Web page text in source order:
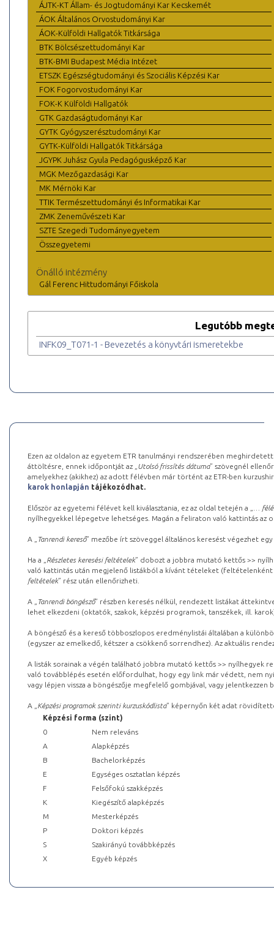
ÁJTK-KT Állam- és Jogtudományi Kar Kecskemét
ÁOK Általános Orvostudományi Kar
ÁOK-Külföldi Hallgatók Titkársága
BTK Bölcsészettudományi Kar
BTK-BMI Budapest Média Intézet
ETSZK Egészségtudományi és Szociális Képzési Kar
FOK Fogorvostudományi Kar
FOK-K Külföldi Hallgatók
GTK Gazdaságtudományi Kar
GYTK Gyógyszerésztudományi Kar
GYTK-Külföldi Hallgatók Titkársága
JGYPK Juhász Gyula Pedagógusképző Kar
MGK Mezőgazdasági Kar
MK Mérnöki Kar
TTIK Természettudományi és Informatikai Kar
ZMK Zeneművészeti Kar
SZTE Szegedi Tudományegyetem
Összegyetemi
Önálló intézmény
Gál Ferenc Hittudományi Főiskola
Legutóbb
INFK09_T071-1 - Bevezetés a könyvtári ismeretekbe
Ezen az oldalon az egyetem ETR tanulmányi rendszerében
áttöltésre, ennek időpontját az „ Utolsó frissítés dátuma” szövegnél
amelyekhez (akikhez) az adott félévben már történt az ETR-ben
karok honlapján tájékozódhat.
Először az egyetemi félévet kell kiválasztania, ez az oldal tetején a „
…
nyílhegyekkel lépegetve lehetséges. Magán a feliraton való kattintás az
A „ Tanrendi kereső” mezőbe írt szöveggel általános keresést végezhet
Ha a „ Részletes keresési feltételek” dobozt a jobbra mutató kettős >>
való kattintás után megjelenő listákból a kívánt tételeket (feltételenként
feltételek” rész után ellenőrizheti.
A „ Tanrendi böngésző” részben keresés nélkül, rendezett listákat
lehet elkezdeni (oktatók, szakok, képzési programok, tanszékek, ill.
A böngésző és a kereső többoszlopos eredménylistái általában a
(egyszer az emelkedő, kétszer a csökkenő sorrendhez). Az aktuális
A listák sorainak a végén található jobbra mutató kettős >> nyílhegyek
való továbblépés esetén előfordulhat, hogy egy link már védett, nem
vagy lépjen vissza a böngészője megfelelő gombjával, vagy
A „ Képzési programok szerinti kurzuskódlista” képernyőn két adat
Képzési forma (szint)
0
Nem releváns
A
Alapképzés
B
Bachelorképzés
E
Egységes osztatlan képzés
F
Felsőfokú szakképzés
K
Kiegészítő alapképzés
M
Mesterképzés
P
Doktori képzés
S
Szakirányú továbbképzés
X
Egyéb képzés